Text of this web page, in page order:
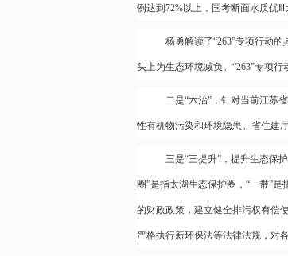
例达到72%以上，国考断面水质优Ⅲ
杨勇解读了“263”专项行动的
头上为生态环境减负。“263”专项
二是“六治”，针对当前江苏省
性有机物污染和环境隐患。省住建
三是“三提升”，提升生态保护
圈”是指太湖生态保护圈，“一带”
的财政政策，建立健全排污权有偿
严格执行新环保法等法律法规，对